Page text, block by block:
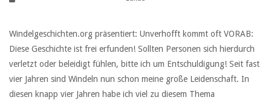
Windelgeschichten.org präsentiert: Unverhofft kommt oft VORAB:
Diese Geschichte ist frei erfunden! Sollten Personen sich hierdurch
verletzt oder beleidigt fühlen, bitte ich um Entschuldigung! Seit fast
vier Jahren sind Windeln nun schon meine große Leidenschaft. In
diesen knapp vier Jahren habe ich viel zu diesem Thema